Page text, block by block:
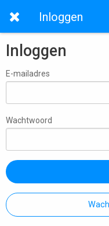
Inloggen
Inloggen
E-mailadres
Wachtwoord